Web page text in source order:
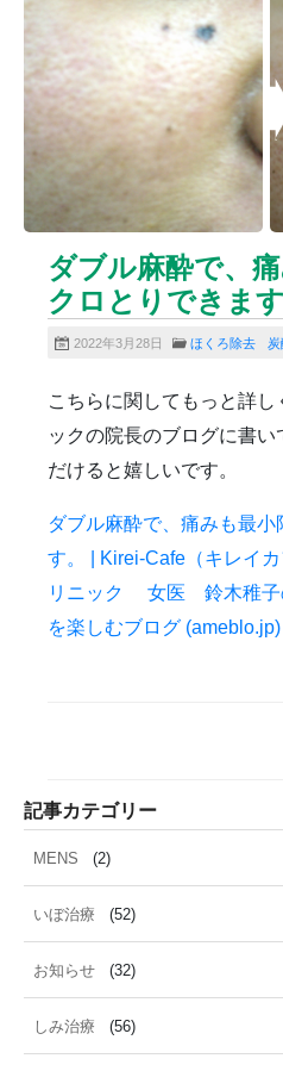
ニキビクリア
ニキビ痕の凹み（ニキ
ニキビ痕の凹み（ニキビ痕
ピーリ
ニキビ跡・凹みクレータ
ヒアルロン酸分解除去
ブログ
プチ整形 ボトッ
マイクロボトッ
メディカルダイエット
保険診療・一般診療
毛穴用プラグピーリング
炭酸ガスレーザー
猫
美肌・アンチエイジング
ダブル麻酔で、
クロとりできます
2022年3月28日 ほくろ除去
こちらに関してもっと詳
ックの院長のブログに書
だけると嬉しいです。
ダブル麻酔で、痛みも最小
す。 | Kirei-Cafe（キレイ
リニック 女医 鈴木稚子
を楽しむブログ (ameblo.jp)
記事カテゴリー
MENS (2)
いぼ治療 (52)
お知らせ (32)
しみ治療 (56)